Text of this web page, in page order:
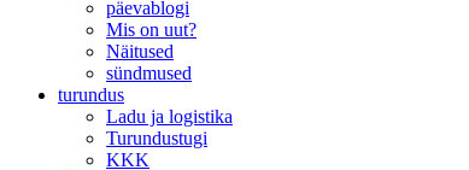
päevablogi
Mis on uut?
Näitused
sündmused
turundus
Ladu ja logistika
Turundustugi
KKK